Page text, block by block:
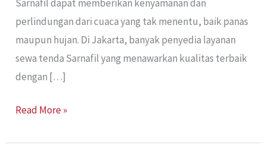
Sarnafil dapat memberikan kenyamanan dan
perlindungan dari cuaca yang tak menentu, baik panas
maupun hujan. Di Jakarta, banyak penyedia layanan
sewa tenda Sarnafil yang menawarkan kualitas terbaik
dengan […]
Read More »